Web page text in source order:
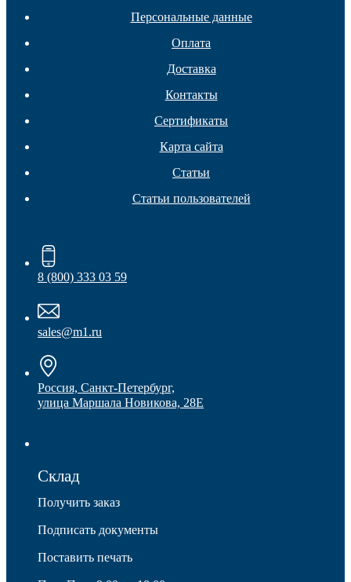
Персональные данные
Оплата
Доставка
Контакты
Сертификаты
Карта сайта
Статьи
Статьи пользователей
8 (800) 333 03 59
sales@m1.ru
Россия, Санкт-Петербург,
улица Маршала Новикова, 28Е
Склад
Получить заказ
Подписать документы
Поставить печать